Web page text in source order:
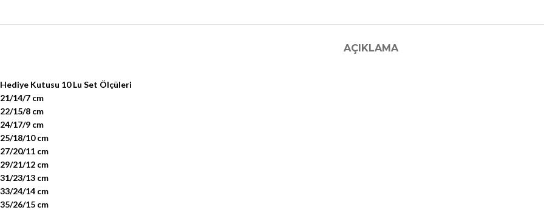
AÇIKLAMA
Hediye Kutusu 10 Lu Set Ölçüleri
21/14/7 cm
22/15/8 cm
24/17/9 cm
25/18/10 cm
27/20/11 cm
29/21/12 cm
31/23/13 cm
33/24/14 cm
35/26/15 cm